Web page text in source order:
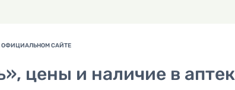
цены и наличие в